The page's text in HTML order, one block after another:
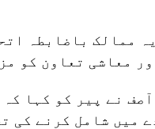
ممالک باضابطہ
معاشی تعاون کو
نے پیر کو کہا کہ
میں شامل کرنے کی